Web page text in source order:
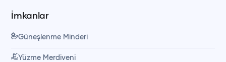
Öğle yemeği (içecekler hariç)
Yakıt
İmkanlar
Güneşlenme Minderi
Yüzme Merdiveni